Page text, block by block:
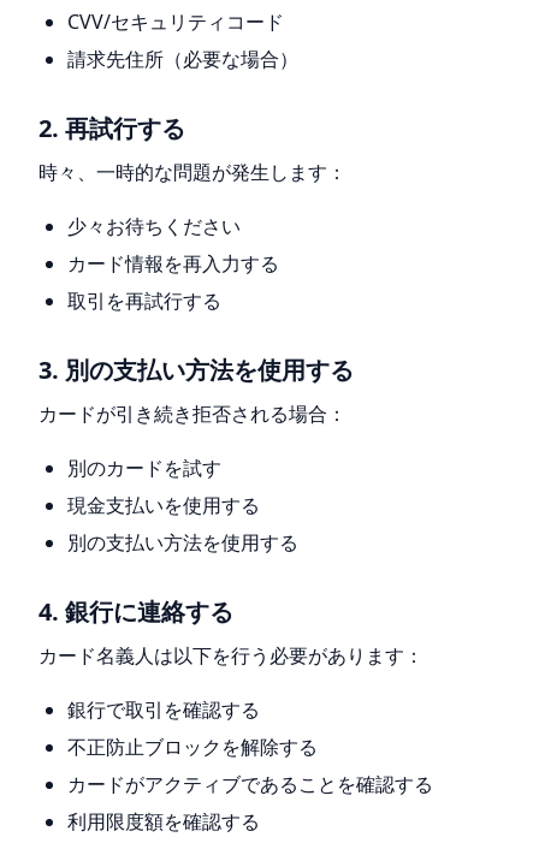
CVV/セキュリティコード
請求先住所（必要な場合）
2. 再試行する
時々、一時的な問題が発生します：
少々お待ちください
カード情報を再入力する
取引を再試行する
3. 別の支払い方法を使用する
カードが引き続き拒否される場合：
別のカードを試す
現金支払いを使用する
別の支払い方法を使用する
4. 銀行に連絡する
カード名義人は以下を行う必要があります：
銀行で取引を確認する
不正防止ブロックを解除する
カードがアクティブであることを確認する
利用限度額を確認する